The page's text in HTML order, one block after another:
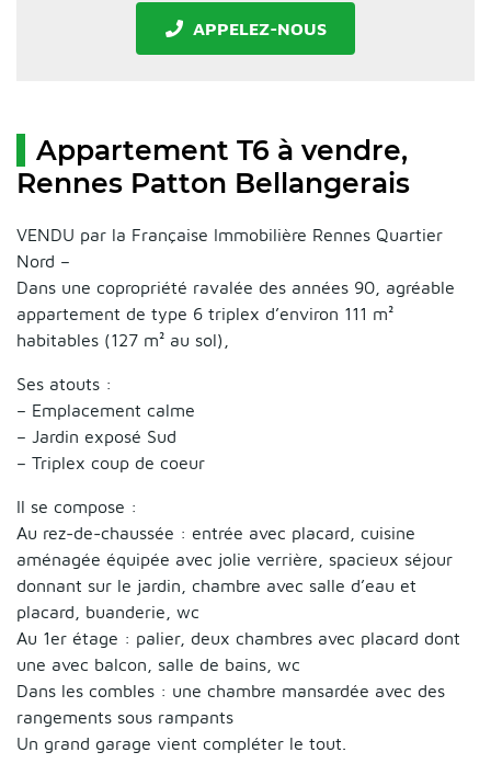
APPELEZ-NOUS
Appartement T6 à vendre,
Rennes Patton Bellangerais
VENDU par la Française Immobilière Rennes Quartier
Nord –
Dans une copropriété ravalée des années 90, agréable
appartement de type 6 triplex d’environ 111 m²
habitables (127 m² au sol),
Ses atouts :
– Emplacement calme
– Jardin exposé Sud
– Triplex coup de coeur
Il se compose :
Au rez-de-chaussée : entrée avec placard, cuisine
aménagée équipée avec jolie verrière, spacieux séjour
donnant sur le jardin, chambre avec salle d’eau et
placard, buanderie, wc
Au 1er étage : palier, deux chambres avec placard dont
une avec balcon, salle de bains, wc
Dans les combles : une chambre mansardée avec des
rangements sous rampants
Un grand garage vient compléter le tout.